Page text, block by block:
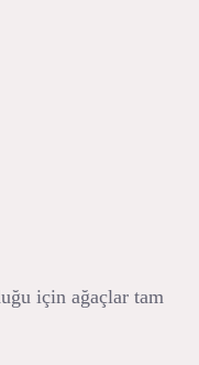
için ağaçlar tam